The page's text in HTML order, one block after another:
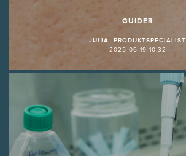
GUIDER
JULIA- PRODUKTSPECIALIST
2025-06-19 10:32